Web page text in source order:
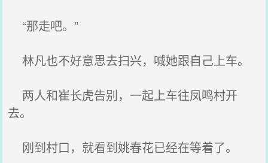
“那走吧。”
林凡也不好意思去扫兴，喊她跟自己上车。
两人和崔长虎告别，一起上车往凤鸣村开
去。
刚到村口，就看到姚春花已经在等着了。